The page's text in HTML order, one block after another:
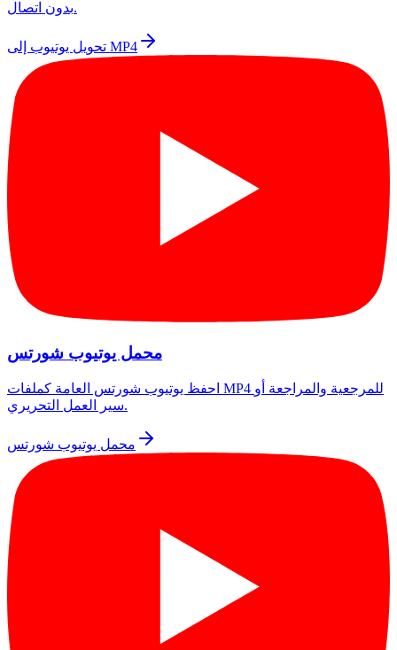
بدون اتصال.
تحويل يوتيوب إلى MP4
محمل يوتيوب شورتس
احفظ يوتيوب شورتس العامة كملفات MP4 للمرجعية والمراجعة أو
سير العمل التحريري.
محمل يوتيوب شورتس